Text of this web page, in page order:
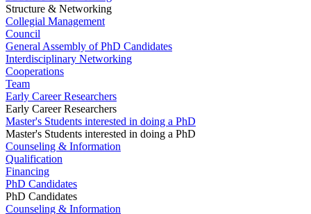
Structure & Networking
Collegial Management
Council
General Assembly of PhD Candidates
Interdisciplinary Networking
Cooperations
Team
Early Career Researchers
Early Career Researchers
Master's Students interested in doing a PhD
Master's Students interested in doing a PhD
Counseling & Information
Qualification
Financing
PhD Candidates
PhD Candidates
Counseling & Information